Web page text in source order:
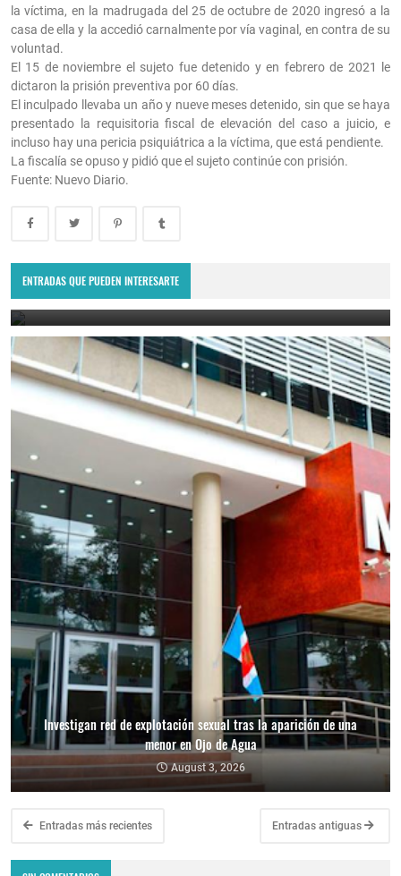
la víctima, en la madrugada del 25 de octubre de 2020 ingresó a la
casa de ella y la accedió carnalmente por vía vaginal, en contra de su
voluntad.
El 15 de noviembre el sujeto fue detenido y en febrero de 2021 le
dictaron la prisión preventiva por 60 días.
El inculpado llevaba un año y nueve meses detenido, sin que se haya
presentado la requisitoria fiscal de elevación del caso a juicio, e
incluso hay una pericia psiquiátrica a la víctima, que está pendiente.
La fiscalía se opuso y pidió que el sujeto continúe con prisión.
Fuente: Nuevo Diario.
ENTRADAS QUE PUEDEN INTERESARTE
Tragedia en Salavina: un joven de 18 años murió ahogado en el río
Saladillo.
August 4, 2026
Investigan red de explotación sexual tras la aparición de una
menor en Ojo de Agua
August 3, 2026
Entradas más recientes Entradas antiguas